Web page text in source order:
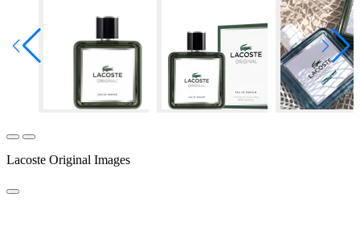
Lacoste Original Images